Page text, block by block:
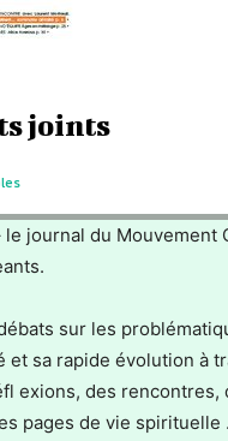
joints
le journal du Mouvement
sur les
et sa rapide évolution à
exions, des rencontres,
pages de vie spirituelle